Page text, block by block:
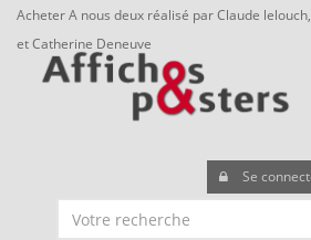
Acheter A nous deux réalisé par Claude
et Catherine Deneuve
Se